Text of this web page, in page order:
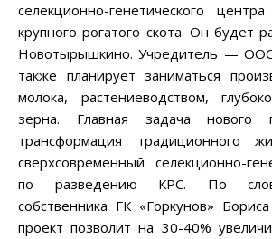
селекционно-генетического
крупного рогатого скота. Он будет
Новотырышкино. Учредитель —
также планирует заниматься
молока, растениеводством,
зерна. Главная задача нового
трансформация традиционного
сверхсовременный селекционно-
по разведению КРС. По
собственника ГК «Горкунов»
проект позволит на 30-40%